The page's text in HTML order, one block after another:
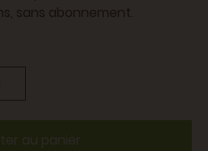
sans abonnement.
au panier